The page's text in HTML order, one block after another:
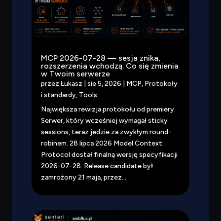
MCP 2026-07-28 — sesja znika,
rozszerzenia wchodzą. Co się zmienia
w Twoim serwerze
przez Łukasz sie 5, 2026 MCP, Protokoły
i standardy, Tools
Największa rewizja protokołu od premiery.
Serwer, który wcześniej wymagał sticky
sessions, teraz jedzie za zwykłym round-
robinem. 28 lipca 2026 Model Context
Protocol dostał finalną wersję specyfikacji
2026-07-28. Release candidate był
zamrożony 21 maja, przez...